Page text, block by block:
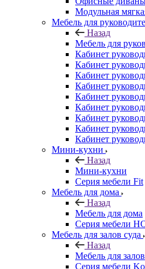
Модульная
Мебель для
Назад
Мебель для
Кабинет
Кабинет
Кабинет
Кабинет
Кабинет
Кабинет
Кабинет
Кабинет
Кабинет
Мини-кухни
Назад
Мини-кухни
Серия мебели Fit
Мебель для дома
Назад
Мебель для дома
Серия мебели
Мебель для залов суда
Назад
Мебель для
Серия мебели